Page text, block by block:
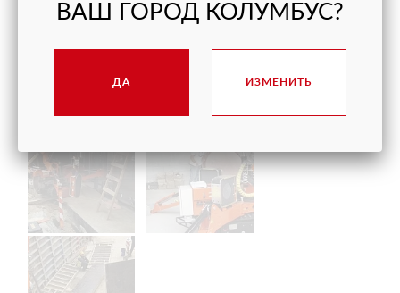
ВАШ ГОРОД КОЛУМБУС?
ДА ИЗМЕНИТЬ